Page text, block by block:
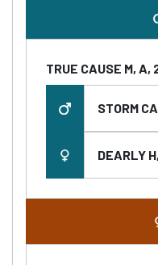
TRUE CAUSE M, A,
STORM
DEARLY